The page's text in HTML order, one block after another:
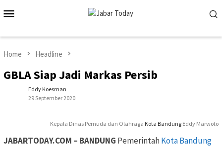
to
Home Headline
GBLA Siap Jadi Markas Persib
Eddy Koesman
29 September 2020
Kepala Dinas Pemuda dan Olahraga Kota Bandung Eddy Marwoto
JABARTODAY.COM – BANDUNG PemerintahKota Bandung